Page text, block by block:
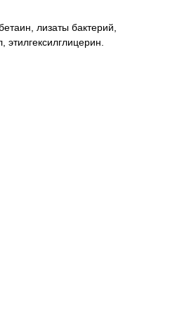
лизаты бактерий,